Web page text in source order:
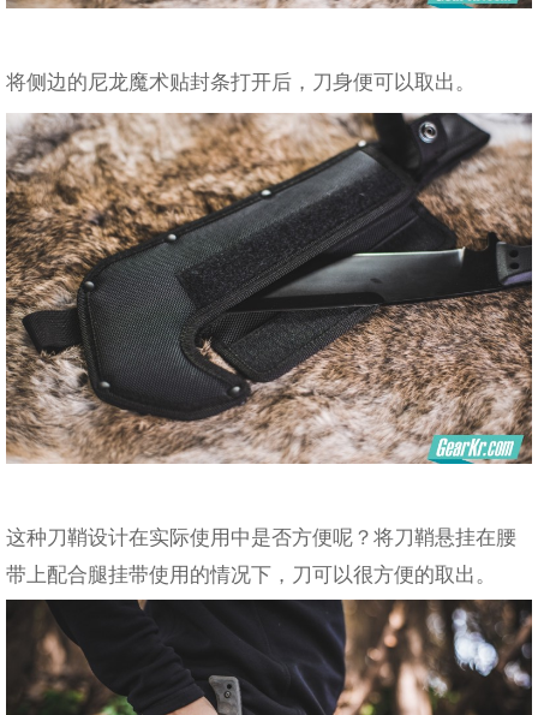
将侧边的尼龙魔术贴封条打开后，刀身便可以取出。
这种刀鞘设计在实际使用中是否方便呢？将刀鞘悬挂在腰
带上配合腿挂带使用的情况下，刀可以很方便的取出。